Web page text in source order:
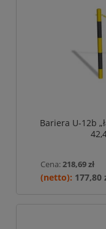
Bariera U-12b
Cena: 218,69 zł
177,80